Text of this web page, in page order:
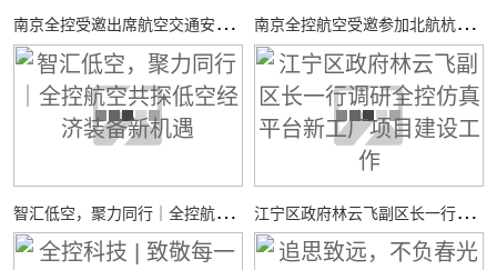
南
京全控受邀出席航空交通安全与适航技术研讨会 南
京全控航空受邀参加北航杭州国际校园“中西日”活动，共探校企合作与智能装备创新发展
智
汇低空，聚力同行｜全控航空共探低空经济装备新机遇 江
宁区政府林云飞副区长一行调研全控仿真平台新工厂项目建设工作